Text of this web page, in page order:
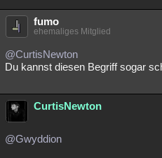
fumo
ehemaliges Mitglied
@CurtisNewton
Du kannst diesen Begriff sogar
CurtisNewton
@Gwyddion